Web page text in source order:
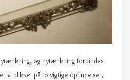
og nytænkning forbindes
vi blikket på to vigtige opfindelser,